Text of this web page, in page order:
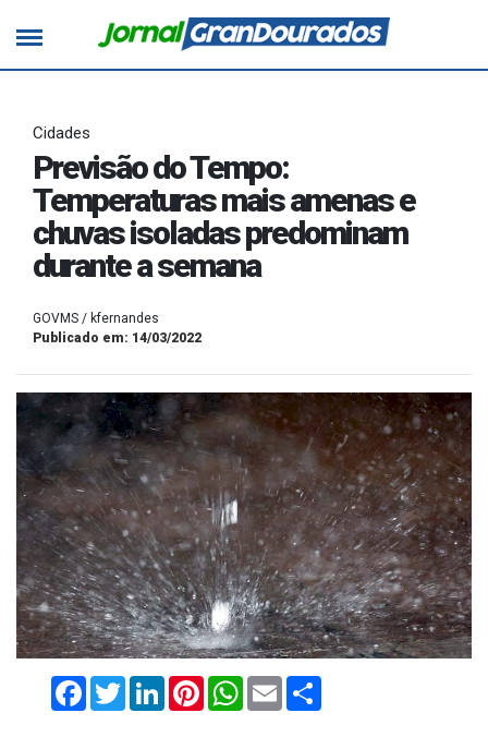
Cidades
Previsão do Tempo:
Temperaturas mais amenas e
chuvas isoladas predominam
durante a semana
GOVMS / kfernandes
Publicado em: 14/03/2022
FacebookTwitterLinkedInPinterestWhatsApp
Email